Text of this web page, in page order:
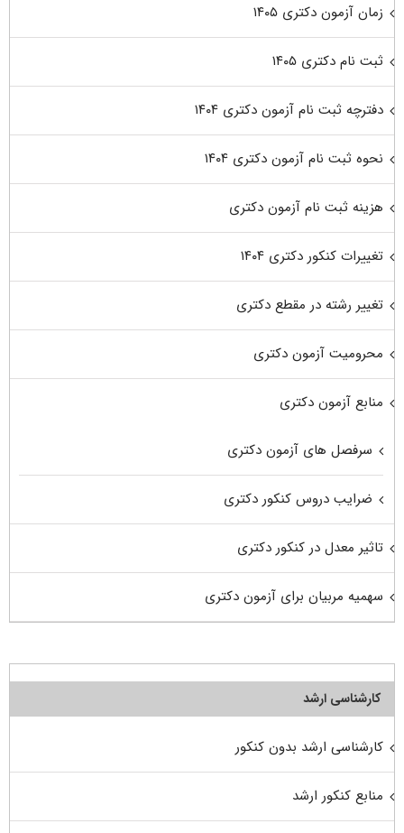
زمان آزمون دکتری ۱۴۰۵
ثبت نام دکتری ۱۴۰۵
دفترچه ثبت نام آزمون دکتری ۱۴۰۴
نحوه ثبت نام آزمون دکتری ۱۴۰۴
هزینه ثبت نام آزمون دکتری
تغییرات کنکور دکتری ۱۴۰۴
تغییر رشته در مقطع دکتری
محرومیت آزمون دکتری
منابع آزمون دکتری
سرفصل های آزمون دکتری
ضرایب دروس کنکور دکتری
تاثیر معدل در کنکور دکتری
سهمیه مربیان برای آزمون دکتری
کارشناسی ارشد
کارشناسی ارشد بدون کنکور
منابع کنکور ارشد